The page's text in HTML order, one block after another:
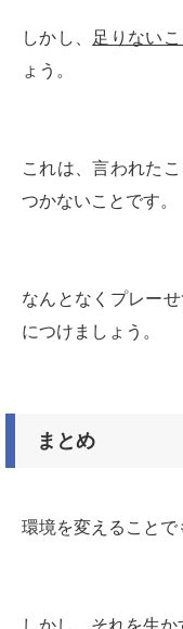
しかし、 足りない
ょう。
これは、言われた
つかないことです。
なんとなくプレー
につけましょう。
まとめ
環境を変えることで
しかし、それを生か